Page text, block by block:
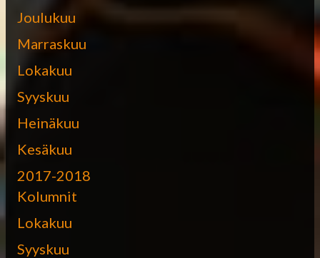
Joulukuu
Marraskuu
Lokakuu
Syyskuu
Heinäkuu
Kesäkuu
2017-2018
Kolumnit
Lokakuu
Syyskuu